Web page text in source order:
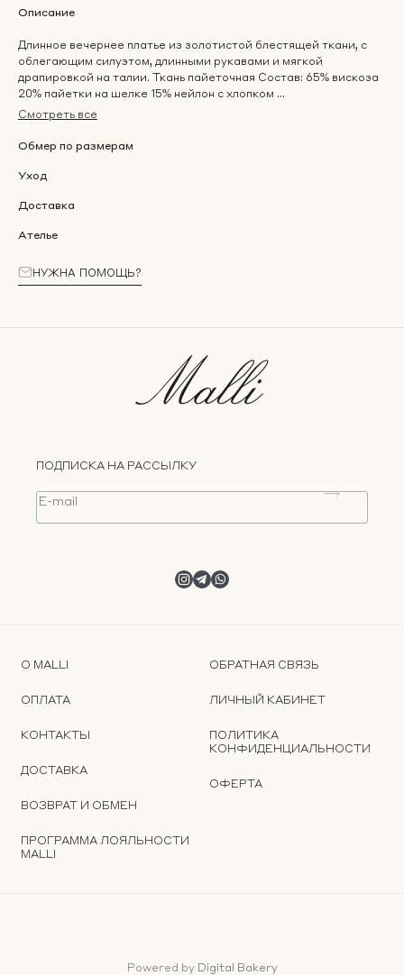
Описание
Длинное вечернее платье из золотистой блестящей ткани, с
облегающим силуэтом, длинными рукавами и мягкой
драпировкой на талии. Ткань пайеточная Состав: 65% вискоза
20% пайетки на шелке 15% нейлон с хлопком ...
Смотреть все
Обмер по размерам
Уход
Доставка
Ателье
НУЖНА ПОМОЩЬ?
О MALLI
ОПЛАТА
КОНТАКТЫ
ДОСТАВКА
ВОЗВРАТ И ОБМЕН
ПРОГРАММА ЛОЯЛЬНОСТИ
MALLI
ОБРАТНАЯ СВЯЗЬ
ЛИЧНЫЙ КАБИНЕТ
ПОЛИТИКА
КОНФИДЕНЦИАЛЬНОСТИ
ОФЕРТА
ПОДПИСКА НА РАССЫЛКУ
Powered by Digital Bakery